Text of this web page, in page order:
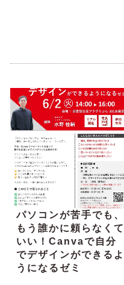
パソコンが苦手でも、
もう誰かに頼らなくて
いい！Canvaで自分
でデザインができるよ
うになるゼミ